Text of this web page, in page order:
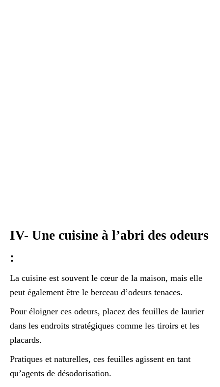
IV- Une cuisine à l’abri des odeurs
:
La cuisine est souvent le cœur de la maison, mais elle
peut également être le berceau d’odeurs tenaces.
Pour éloigner ces odeurs, placez des feuilles de laurier
dans les endroits stratégiques comme les tiroirs et les
placards.
Pratiques et naturelles, ces feuilles agissent en tant
qu’agents de désodorisation.